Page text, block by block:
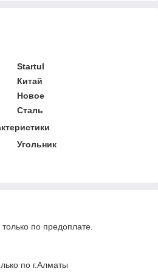
Startul
Китай
Новое
Сталь
Угольник
по предоплате.
по г.Алматы